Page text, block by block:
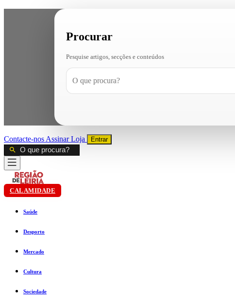
Procurar
Pesquise artigos, secções e conteúdos
Contacte-nos AssinarLoja Entrar
CALAMIDADE
Saúde
Desporto
Mercado
Cultura
Sociedade